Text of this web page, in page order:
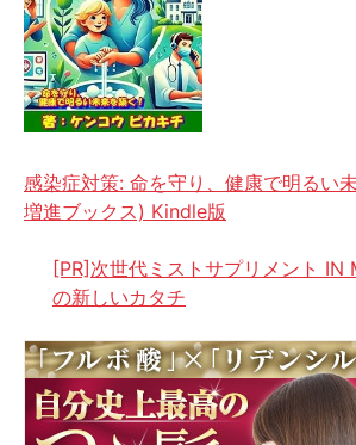
感染症対策: 命を守り、健康で明るい
増進ブックス) Kindle版
[PR]次世代ミストサプリメント IN
の新しいカタチ